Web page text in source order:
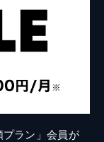
プラン」会員が